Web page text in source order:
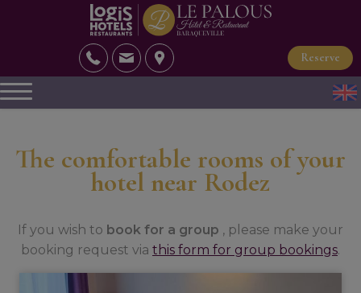
Reserve
The comfortable rooms of your
hotel near Rodez
If you wish to book for a group , please make your
booking request via this form for group bookings.